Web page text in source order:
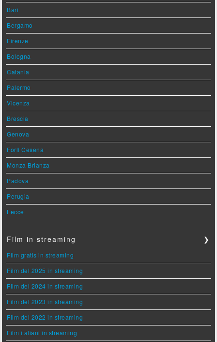
Bari
Bergamo
Firenze
Bologna
Catania
Palermo
Vicenza
Brescia
Genova
Forlì Cesena
Monza Brianza
Padova
Perugia
Lecce
Film in streaming ❯
Film gratis in streaming
Film del 2025 in streaming
Film del 2024 in streaming
Film del 2023 in streaming
Film del 2022 in streaming
Film italiani in streaming